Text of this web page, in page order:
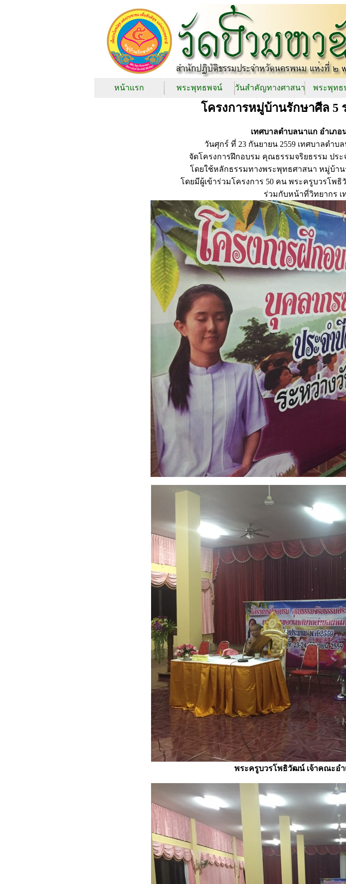
หน้าแรก พระพุทธพจน์ วันสำคัญทางศาสนา พระพุทธ
โครงการหมู่บ้านรักษาศีล 5
เทศบาลตำบลนาแก อำเภ
วันศุกร์ ที่ 23 กันยายน 2559 เทศบาลตำ
จัดโครงการฝึกอบรม คุณธรรมจริยธรรม ปร
โดยใช้หลักธรรมทางพระพุทธศาสนา หมู่บ้า
โดยมีผู้เข้าร่วมโครงการ 50 คน พระครูบวรโพ
ร่วมกับหน้าที่วิทยากร
พระครูบวรโพธิวัฒน์ เจ้าคณะอำ